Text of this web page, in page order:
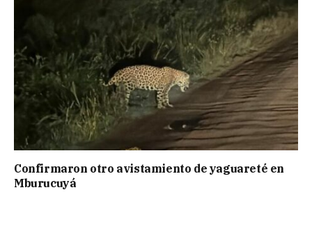
Confirmaron otro avistamiento de yaguareté en
Mburucuyá